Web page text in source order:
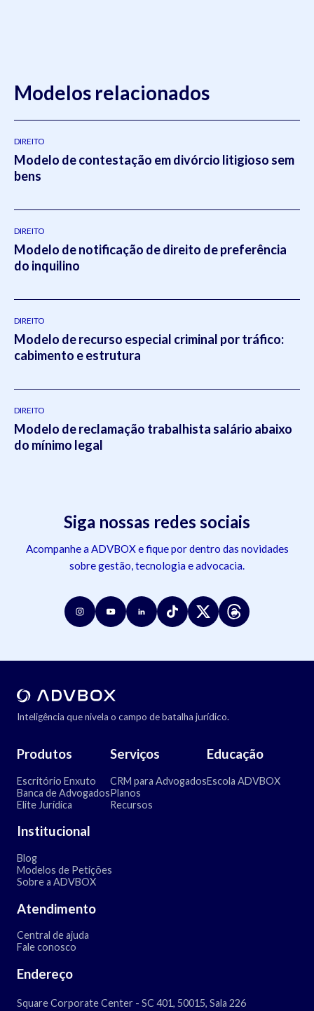
Modelos relacionados
DIREITO
Modelo de contestação em divórcio litigioso sem
bens
DIREITO
Modelo de notificação de direito de preferência
do inquilino
DIREITO
Modelo de recurso especial criminal por tráfico:
cabimento e estrutura
DIREITO
Modelo de reclamação trabalhista salário abaixo
do mínimo legal
Siga nossas redes sociais
Acompanhe a ADVBOX e fique por dentro das novidades
sobre gestão, tecnologia e advocacia.
Inteligência que nivela o campo de batalha jurídico.
Produtos
Escritório Enxuto
Banca de Advogados
Elite Jurídica
Serviços
CRM para Advogados
Planos
Recursos
Educação
Escola ADVBOX
Institucional
Blog
Modelos de Petições
Sobre a ADVBOX
Atendimento
Central de ajuda
Fale conosco
Endereço
Square Corporate Center - SC 401, 50015, Sala 226